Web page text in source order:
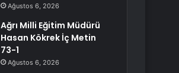
Ağustos 6, 2026
Ağrı Milli Eğitim Müdürü
Hasan Kökrek İç Metin
73-1
Ağustos 6, 2026